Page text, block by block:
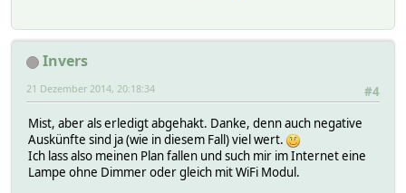
Invers
#4
21 Dezember 2014, 20:18:34
Mist, aber als erledigt abgehakt. Danke, denn auch negative
Auskünfte sind ja (wie in diesem Fall) viel wert.
Ich lass also meinen Plan fallen und such mir im Internet eine
Lampe ohne Dimmer oder gleich mit WiFi Modul.